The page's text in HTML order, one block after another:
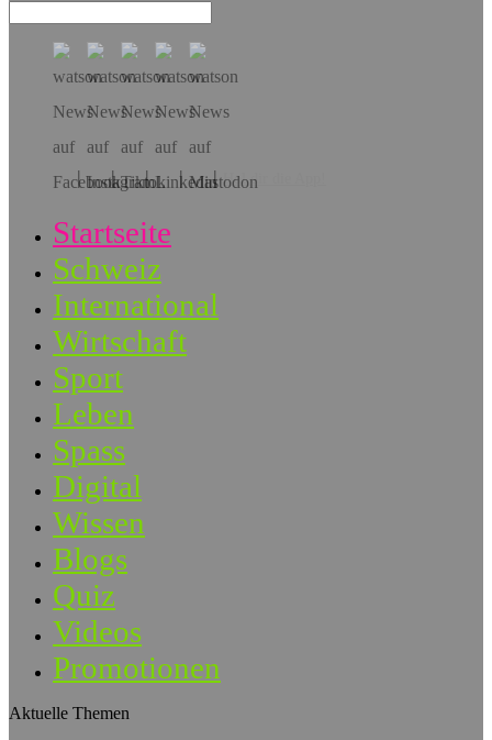
Hol dir die App!
Startseite
Schweiz
International
Wirtschaft
Sport
Leben
Spass
Digital
Wissen
Blogs
Quiz
Videos
Promotionen
Aktuelle Themen